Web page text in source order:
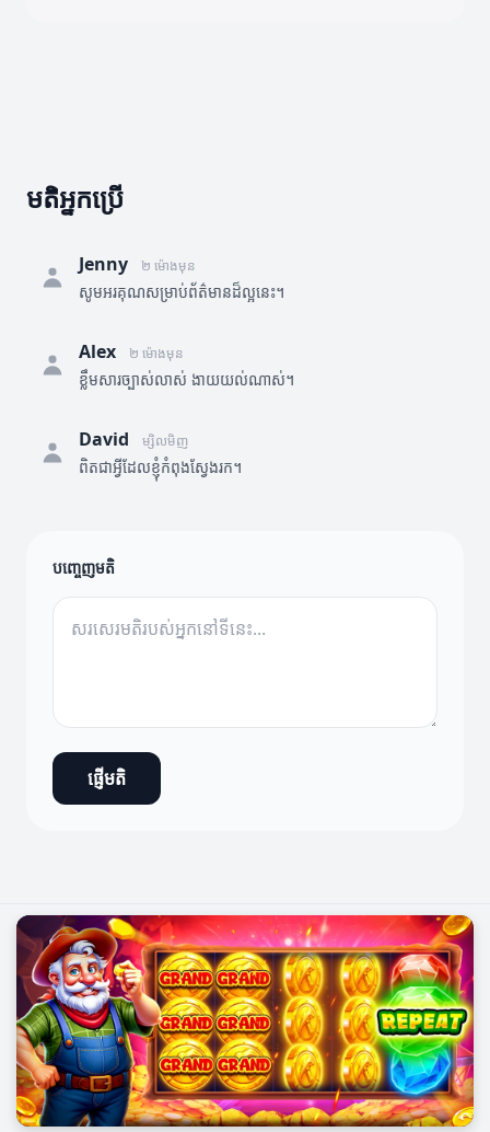
មតិអ្នកប្រើ
Jenny ២ ម៉ោងមុន
សូមអរគុណសម្រាប់ព័ត៌មានដ៏ល្អនេះ។
Alex ២ ម៉ោងមុន
ខ្លឹមសារច្បាស់លាស់ ងាយយល់ណាស់។
David ម្សិលមិញ
ពិតជាអ្វីដែលខ្ញុំកំពុងស្វែងរក។
បញ្ចេញមតិ
ផ្ញើមតិ